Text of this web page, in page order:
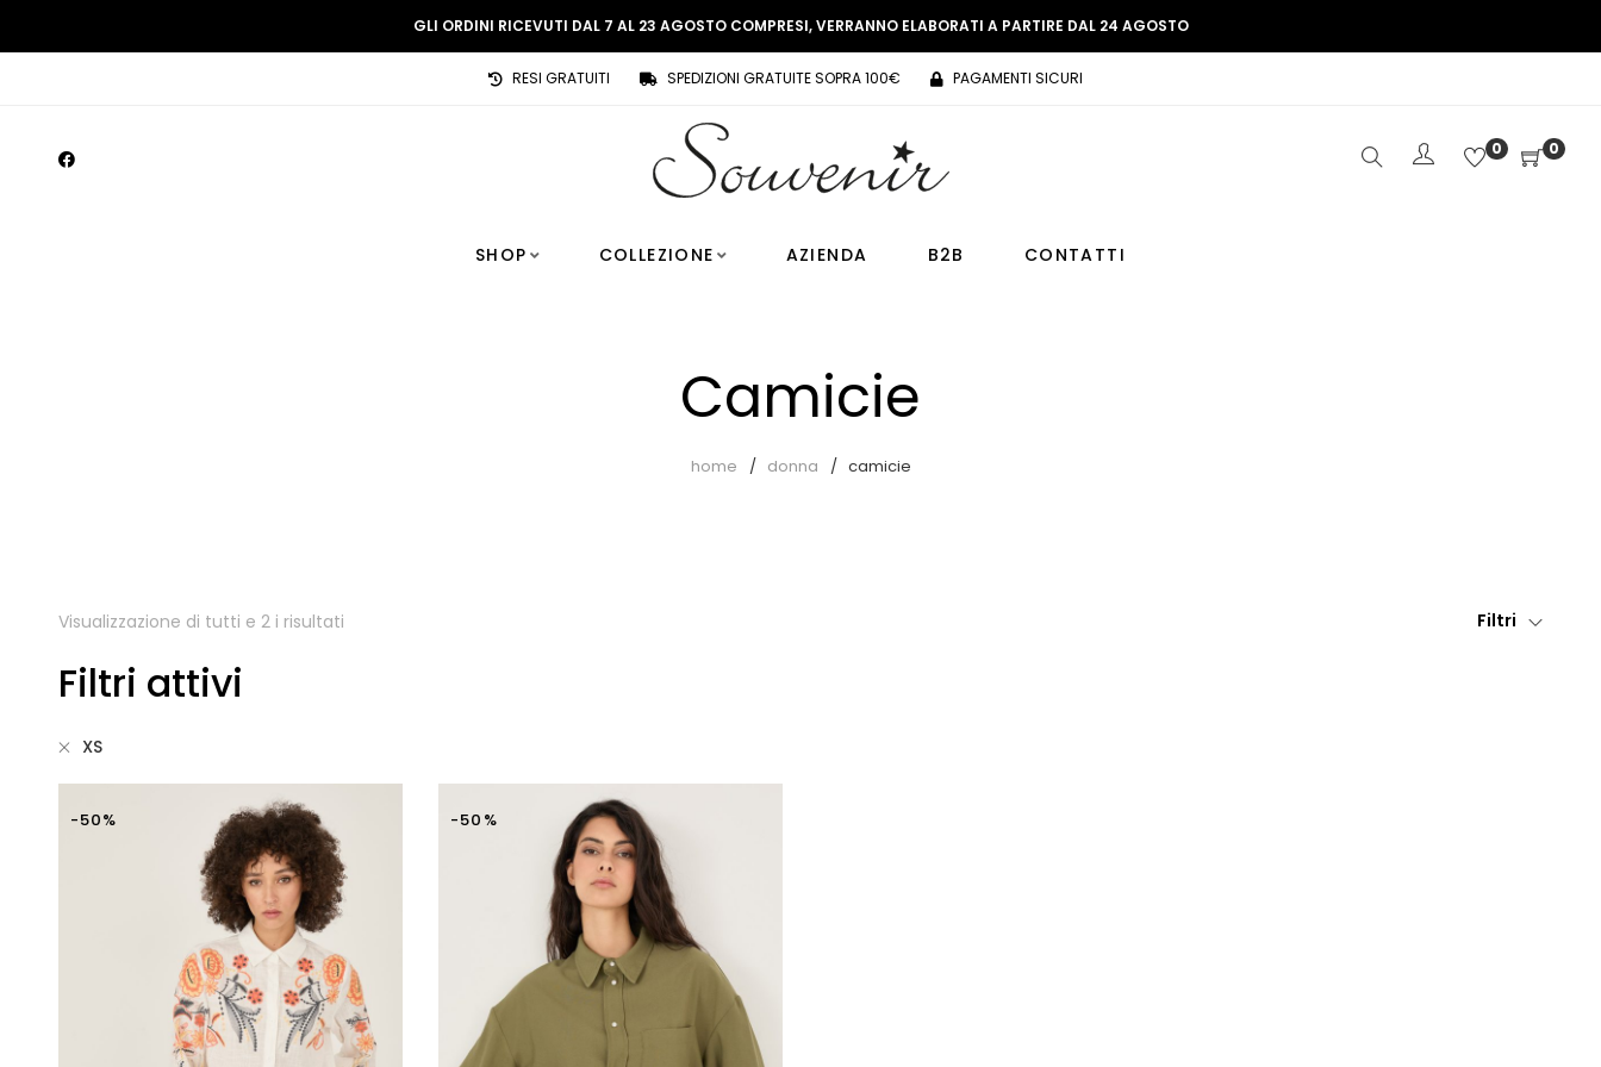
GLI ORDINI RICEVUTI DAL 7 AL 23 AGOSTO COMPRESI, VERRANNO ELABORATI A PARTIRE DAL 24 AGOSTO
RESI GRATUITI SPEDIZIONI GRATUITE SOPRA 100€ PAGAMENTI SICURI
0 0
SHOP COLLEZIONE AZIENDA B2B CONTATTI
Camicie
home donna camicie
Visualizzazione di tutti e 2 i risultati Filtri
Filtri attivi
XS
-50% -50%